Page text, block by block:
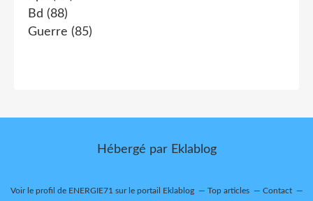
Bd (88)
Guerre (85)
Hébergé par Eklablog
Voir le profil de ENERGIE71 sur le portail Eklablog Top articles Contact